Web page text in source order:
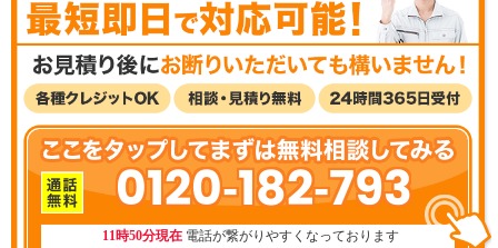
0120-182-793
11時50分現在 電話が繋がりやすくなっております